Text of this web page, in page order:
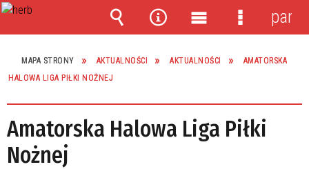
MAPA STRONY AKTUALNOŚCI AKTUALNOŚCI
AMATORSKA
HALOWA LIGA PIŁKI NOŻNEJ
Amatorska Halowa Liga Piłki
Nożnej
Wyszukiwarka
Narzędzia
Menu
główne
Menu
panel